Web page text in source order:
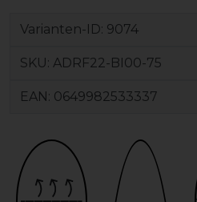
Varianten-ID: 9074
SKU: ADRF22-BI00-75
EAN: 0649982533337